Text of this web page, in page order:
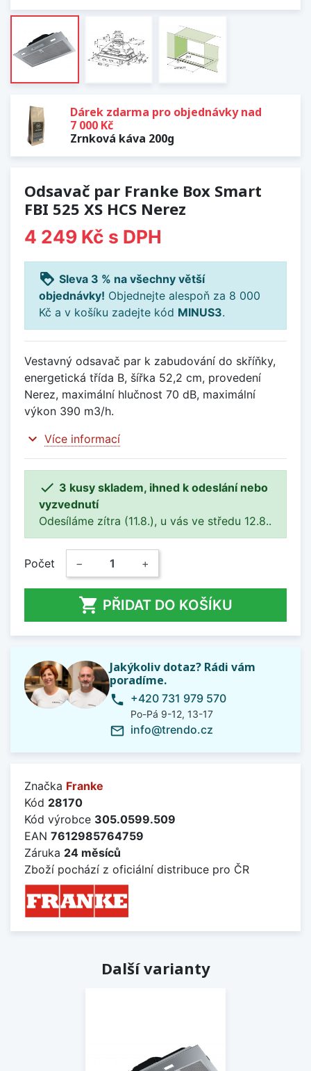
Dárek zdarma pro objednávky nad
7 000 Kč
Zrnková káva 200g
Odsavač par Franke Box Smart
FBI 525 XS HCS Nerez
4 249 Kč s DPH
loyalty Sleva 3 % na všechny větší
objednávky! Objednejte alespoň za 8 000
Kč a v košíku zadejte kód MINUS3.
Vestavný odsavač par k zabudování do skříňky,
energetická třída B, šířka 52,2 cm, provedení
Nerez, maximální hlučnost 70 dB, maximální
výkon 390 m3/h.
expand_more Více informací
 3 kusy skladem, ihned k odeslání nebo
vyzvednutí
Odesíláme zítra (11.8.), u vás ve středu 12.8..
Počet − +
 PŘIDAT DO KOŠÍKU
Jakýkoliv dotaz? Rádi vám
poradíme.
phone +420 731 979 570
Po-Pá 9-12, 13-17
mail_outline info@trendo.cz
Značka Franke
Kód 28170
Kód výrobce 305.0599.509
EAN 7612985764759
Záruka 24 měsíců
Zboží pochází z oficiální distribuce pro ČR
Další varianty